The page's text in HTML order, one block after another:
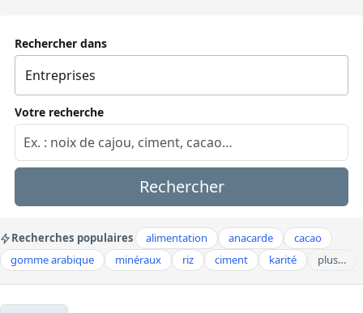
Rechercher dans
Votre recherche
Rechercher
Recherches populaires alimentation anacarde
cacao
gomme arabique
minéraux riz ciment karité plus…